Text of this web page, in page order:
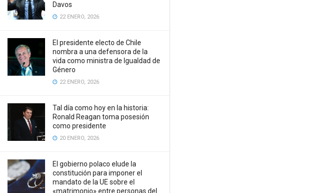
Davos
22 ENERO, 2026
El presidente electo de Chile
nombra a una defensora de la
vida como ministra de Igualdad de
Género
22 ENERO, 2026
Tal día como hoy en la historia:
Ronald Reagan toma posesión
como presidente
20 ENERO, 2026
El gobierno polaco elude la
constitución para imponer el
mandato de la UE sobre el
«matrimonio» entre personas del